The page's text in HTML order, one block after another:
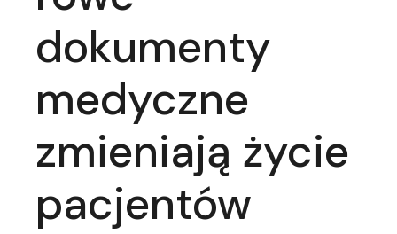
dokumenty
medyczne
zmieniają życie
pacjentów